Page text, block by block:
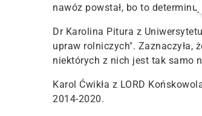
nawóz powstał, bo to
Dr Karolina Pitura z
upraw rolniczych". Zaznaczyła,
niektórych z nich jest tak samo
Karol Ćwikła z LORD
2014-2020.